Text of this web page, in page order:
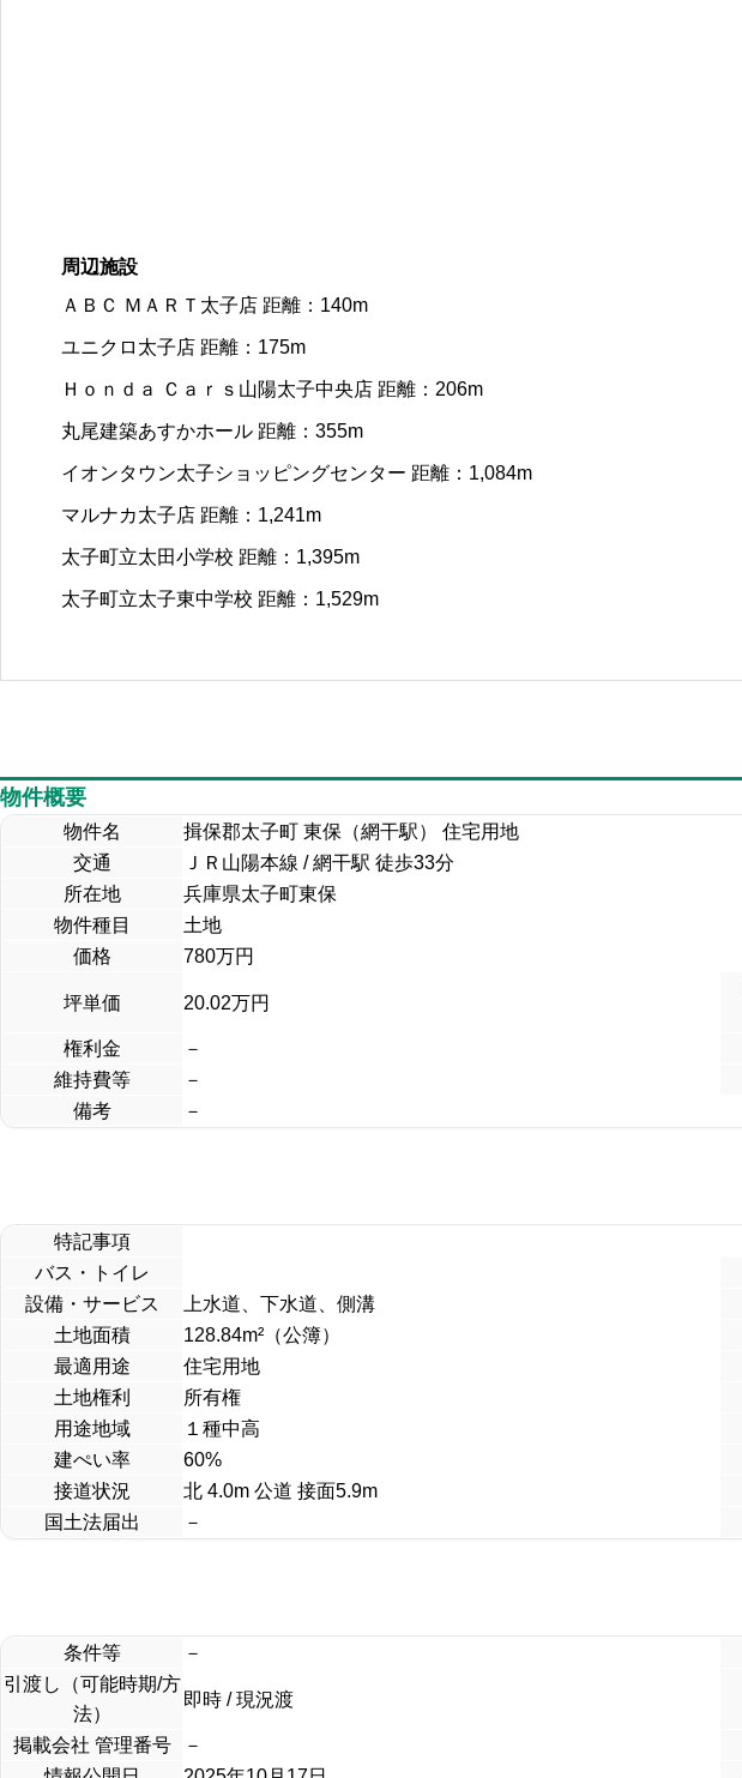
周辺施設
ＡＢＣ ＭＡＲＴ太子店 距離：140m
ユニクロ太子店 距離：175m
Ｈｏｎｄａ Ｃａｒｓ山陽太子中央店 距離：206m
丸尾建築あすかホール 距離：355m
イオンタウン太子ショッピングセンター 距離：1,084m
マルナカ太子店 距離：1,241m
太子町立太田小学校 距離：1,395m
太子町立太子東中学校 距離：1,529m
物件概要
物件名
揖保郡太子町 東保（網干駅） 住宅用地
交通
ＪＲ山陽本線 / 網干駅 徒歩33分
所在地
兵庫県太子町東保
物件種目
土地
価格
780万円
坪単価 20.02万円
権利金 －
維持費等
－
備考
－
特記事項
バス・トイレ
設備・サービス
上水道、下水道、側溝
土地面積
128.84m²（公簿）
最適用途
住宅用地
土地権利
所有権
用途地域
１種中高
建ぺい率
60%
接道状況
北 4.0m 公道 接面5.9m
国土法届出
－
条件等 －
引渡し（可能時期/方
法）
即時 / 現況渡
掲載会社 管理番号 －